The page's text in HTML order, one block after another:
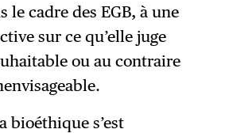
le cadre des EGB, à une
sur ce qu’elle juge
ou au contraire
bioéthique s’est